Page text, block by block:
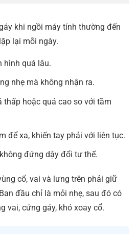
khi ngồi máy tính thường đến
lại mỗi ngày.
hình quá lâu.
nhẹ mà không nhận ra.
thấp hoặc quá cao so với tầm
để xa, khiến tay phải với liên tục.
đứng dậy đổi tư thế.
cổ, vai và lưng trên phải giữ
đầu chỉ là mỏi nhẹ, sau đó có
vai, cứng gáy, khó xoay cổ.